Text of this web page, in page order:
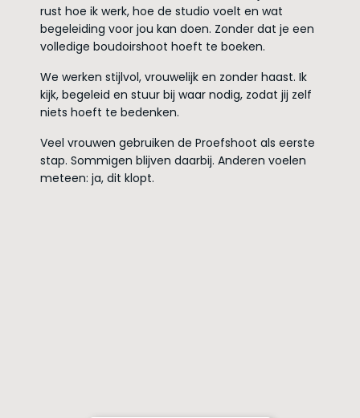
rust hoe ik werk, hoe de studio voelt en wat
begeleiding voor jou kan doen. Zonder dat je een
volledige boudoirshoot hoeft te boeken.
We werken stijlvol, vrouwelijk en zonder haast. Ik
kijk, begeleid en stuur bij waar nodig, zodat jij zelf
niets hoeft te bedenken.
Veel vrouwen gebruiken de Proefshoot als eerste
stap. Sommigen blijven daarbij. Anderen voelen
meteen: ja, dit klopt.